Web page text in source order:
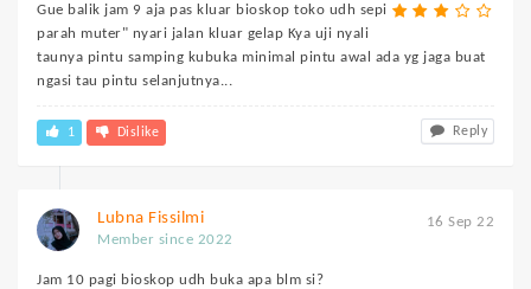
Gue balik jam 9 aja pas kluar bioskop toko udh sepi
parah muter" nyari jalan kluar gelap Kya uji nyali
taunya pintu samping kubuka minimal pintu awal ada yg jaga buat
ngasi tau pintu selanjutnya...
1 Dislike Reply
16 Sep 22
Lubna Fissilmi
Member since 2022
Jam 10 pagi bioskop udh buka apa blm si?